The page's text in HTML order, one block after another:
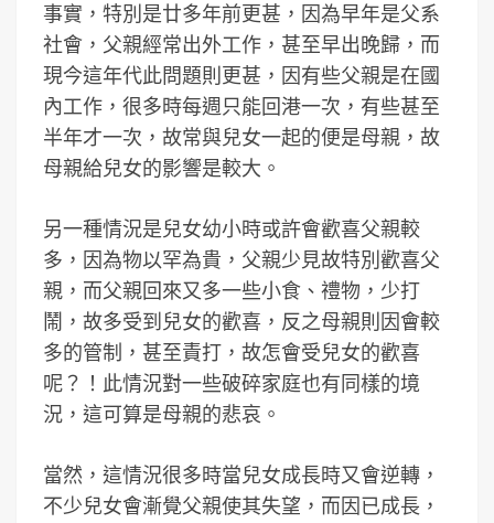
事實，特別是廿多年前更甚，因為早年是父系
社會，父親經常出外工作，甚至早出晚歸，而
現今這年代此問題則更甚，因有些父親是在國
內工作，很多時每週只能回港一次，有些甚至
半年才一次，故常與兒女一起的便是母親，故
母親給兒女的影響是較大。
另一種情況是兒女幼小時或許會歡喜父親較
多，因為物以罕為貴，父親少見故特別歡喜父
親，而父親回來又多一些小食、禮物，少打
鬧，故多受到兒女的歡喜，反之母親則因會較
多的管制，甚至責打，故怎會受兒女的歡喜
呢？！此情況對一些破碎家庭也有同樣的境
況，這可算是母親的悲哀。
當然，這情況很多時當兒女成長時又會逆轉，
不少兒女會漸覺父親使其失望，而因已成長，